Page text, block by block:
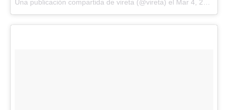
Una publicación compartida de vireta (@vireta) el Mar 4, 2018 at 2:11 PST